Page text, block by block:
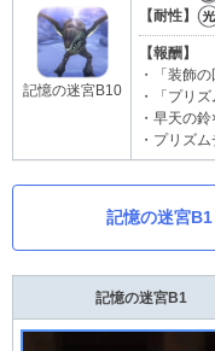
記憶の迷宮B10
【耐性】
【報酬】
・「装飾
・「プリ
・早天の鈴
・プリズ
記憶の迷宮
記憶の迷宮B1